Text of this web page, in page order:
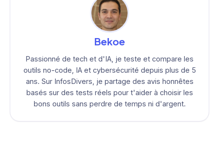
Bekoe
Passionné de tech et d'IA, je teste et compare les
outils no-code, IA et cybersécurité depuis plus de 5
ans. Sur InfosDivers, je partage des avis honnêtes
basés sur des tests réels pour t'aider à choisir les
bons outils sans perdre de temps ni d'argent.